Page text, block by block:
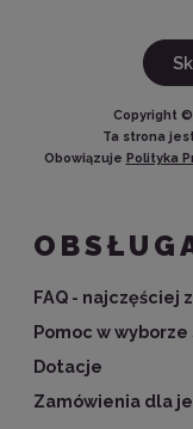
Copyright ©
Ta strona
Obowiązuje Polityka
FAQ - najczęściej
Pomoc w
Dotacje
Zamówienia dla